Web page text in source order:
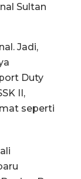
Sultan
Jadi,
Duty
II,
seperti